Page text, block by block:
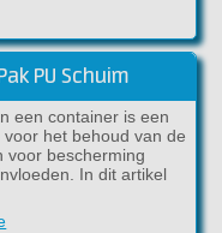
PU Schuim
een container is een
het behoud van de
voor bescherming
In dit artikel